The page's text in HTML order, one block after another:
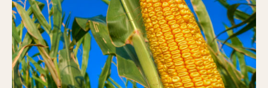
MAÍZ
Más información